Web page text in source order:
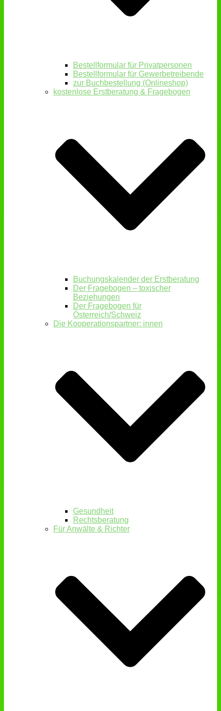
Bestellformular für Privatpersonen
Bestellformular für Gewerbetreibende
zur Buchbestellung (Onlineshop)
kostenlose Erstberatung & Fragebogen
Buchungskalender der Erstberatung
Der Fragebogen – toxischer
Beziehungen
Der Fragebogen für
Österreich/Schweiz
Die Kooperationspartner: innen
Gesundheit
Rechtsberatung
Für Anwälte & Richter